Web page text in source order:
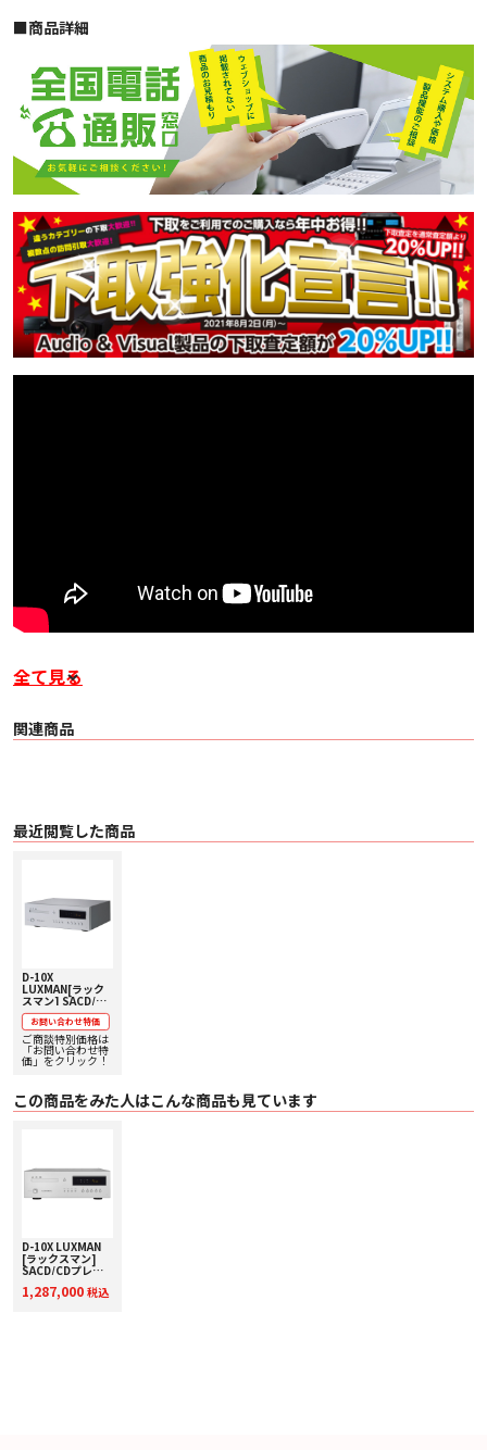
■︎商品詳細
第1弾
第2弾
全て見る
関連商品
最近閲覧した商品
D-10X
LUXMAN[ラック
スマン] SACD/CD
プレーヤー MQA-
CD/MQAファイル
対応 【価格、納期
お問い合わせ用】
お問い合わせ特価
ご商談特別価格は
「お問い合わせ特
価」をクリック！
この商品をみた人はこんな商品も見ています
D-10X LUXMAN
[ラックスマン]
SACD/CDプレー
20%アップ実施
1,287,000 税込